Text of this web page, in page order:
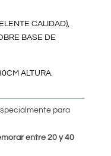
CALIDAD),
BASE DE
ALTURA.
para
entre 20 y 40